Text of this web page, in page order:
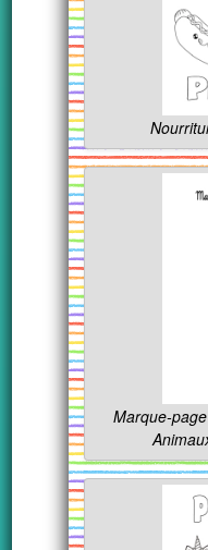
Marque-